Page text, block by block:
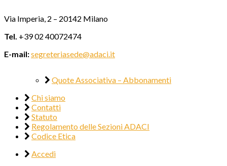
Via Imperia, 2 – 20142 Milano
Tel. +39 02 40072474
E-mail:segreteriasede@adaci.it
Quote Associativa – Abbonamenti
Chi siamo
Contatti
Statuto
Regolamento delle Sezioni ADACI
Codice Etica
Accedi